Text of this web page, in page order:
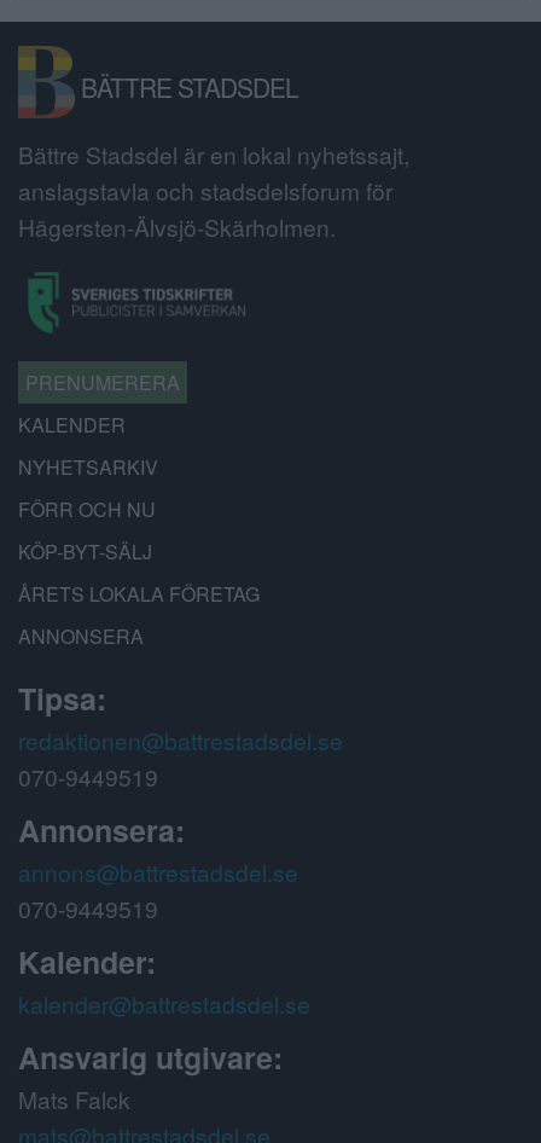
BÄTTRE STADSDEL
Bättre Stadsdel är en lokal nyhetssajt,
anslagstavla och stadsdelsforum för
Hägersten-Älvsjö-Skärholmen.
PRENUMERERA
KALENDER
NYHETSARKIV
FÖRR OCH NU
KÖP-BYT-SÄLJ
ÅRETS LOKALA FÖRETAG
ANNONSERA
Tipsa:
redaktionen@battrestadsdel.se
070-9449519
Annonsera:
annons@battrestadsdel.se
070-9449519
Kalender:
kalender@battrestadsdel.se
Ansvarig utgivare:
Mats Falck
mats@battrestadsdel.se